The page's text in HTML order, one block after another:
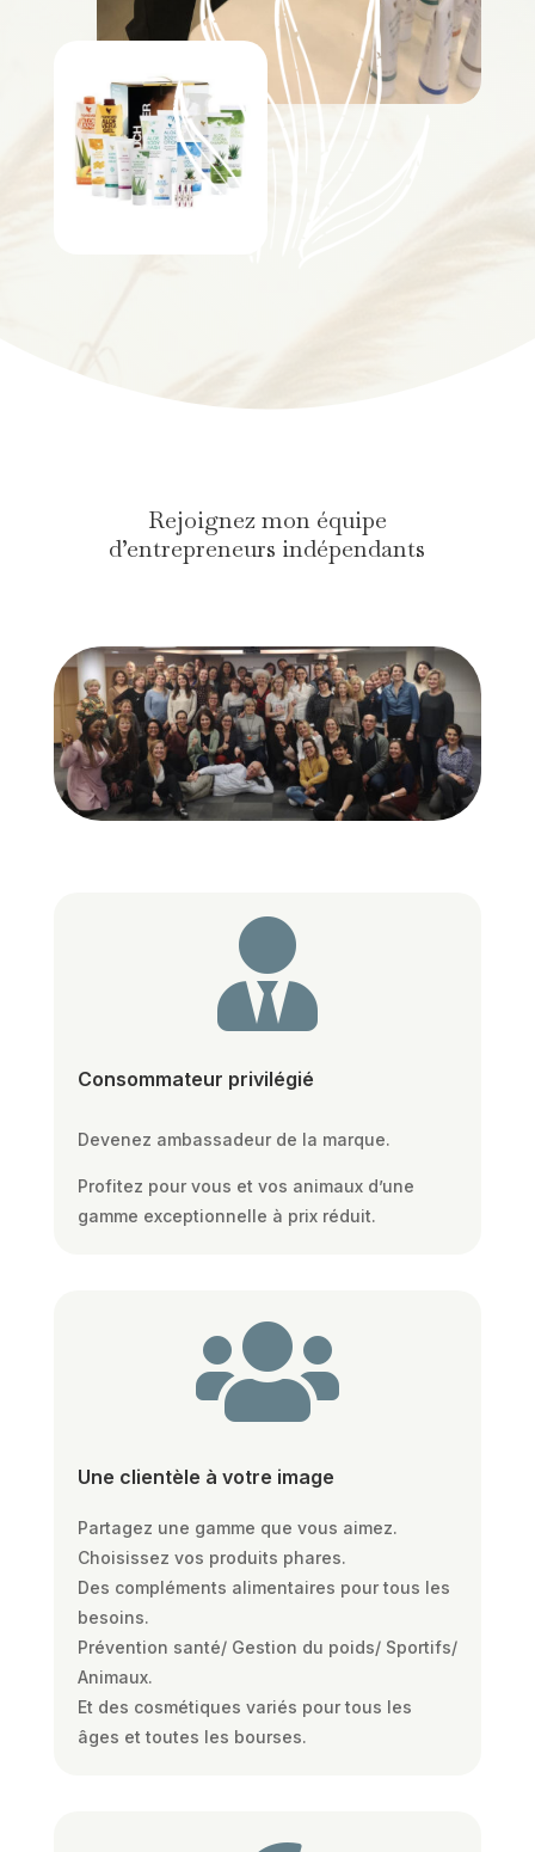
Rejoignez mon équipe
d’entrepreneurs indépendants

Consommateur privilégié
Devenez ambassadeur de la marque.
Profitez pour vous et vos animaux d’une
gamme exceptionnelle à prix réduit.

Une clientèle à votre image
Partagez une gamme que vous aimez.
Choisissez vos produits phares.
Des compléments alimentaires pour tous les
besoins.
Prévention santé/ Gestion du poids/ Sportifs/
Animaux.
Et des cosmétiques variés pour tous les
âges et toutes les bourses.